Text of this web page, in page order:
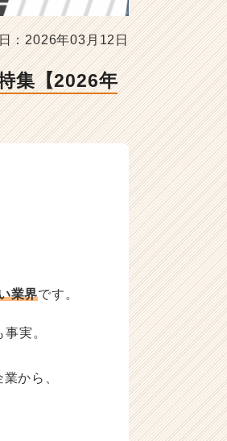
：2026年03月12日
集【2026年
業界です。
実。
から、